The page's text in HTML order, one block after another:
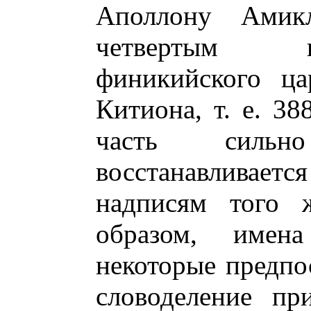
Аполлону
четвертым
финикийского
Китиона, т. е.
часть
надписям того
образом,
некоторые
словоделение